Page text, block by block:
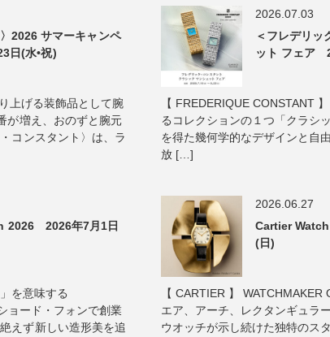
2026 サマーキャンペ
日(水•祝)
上げる装飾品として腕
が増え、おのずと腕元
コンスタント〉は、ラ
2026.07.03
＜フレデリッ
ット フェア
【 FREDERIQUE CONSTANT
るコレクションの１つ「クラシ
を得た幾何学的なデザインと自
放 […]
2026 2026年7月1日
を意味する
ョード・フォンで創業
えず新しい造形美を追
2026.06.27
Cartier
(日)
【 CARTIER 】
エア、アーチ、レクタンギュラ
ウオッチが示し続けた独特のス